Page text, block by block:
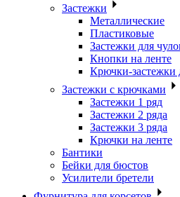
Застежки
Металлические
Пластиковые
Застежки для
Кнопки на ленте
Крючки-застежки
Застежки с крючками
Застежки 1 ряд
Застежки 2 ряда
Застежки 3 ряда
Крючки на ленте
Бантики
Бейки для бюстов
Усилители бретели